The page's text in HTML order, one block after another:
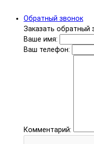
Обратный звонок
Заказать обратный
Ваше имя:
Ваш телефон:
Комментарий: